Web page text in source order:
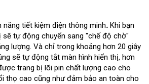
năng tiết kiệm điện thông minh. Khi bạn
sẽ tự động chuyển sang "chế độ chờ"
lượng. Và chỉ trong khoảng hơn 20 giây
sẽ tự động tắt màn hình hiển thị, hơn
trang bị lõi pin chất lượng cao cho
thọ cao cũng như đảm bảo an toàn cho